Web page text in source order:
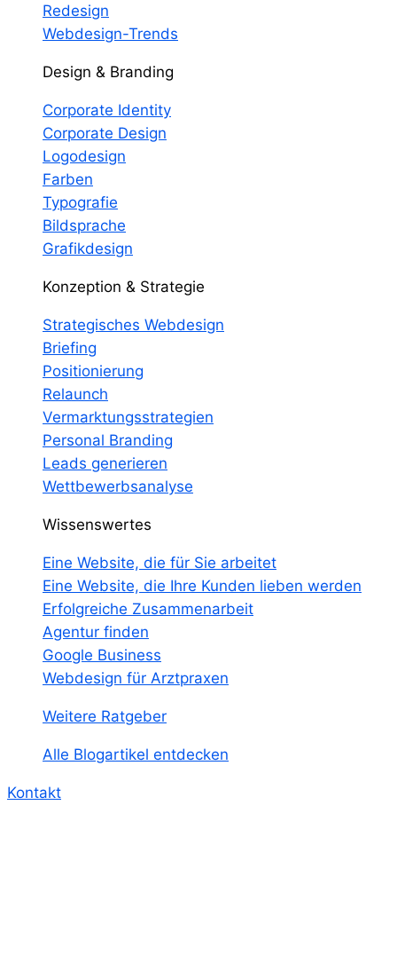
Redesign
Webdesign-Trends
Design & Branding
Corporate Identity
Corporate Design
Logodesign
Farben
Typografie
Bildsprache
Grafikdesign
Konzeption & Strategie
Strategisches Webdesign
Briefing
Positionierung
Relaunch
Vermarktungsstrategien
Personal Branding
Leads generieren
Wettbewerbsanalyse
Wissenswertes
Eine Website, die für Sie arbeitet
Eine Website, die Ihre Kunden lieben werden
Erfolgreiche Zusammenarbeit
Agentur finden
Google Business
Webdesign für Arztpraxen
Weitere Ratgeber
Alle Blogartikel entdecken
Kontakt